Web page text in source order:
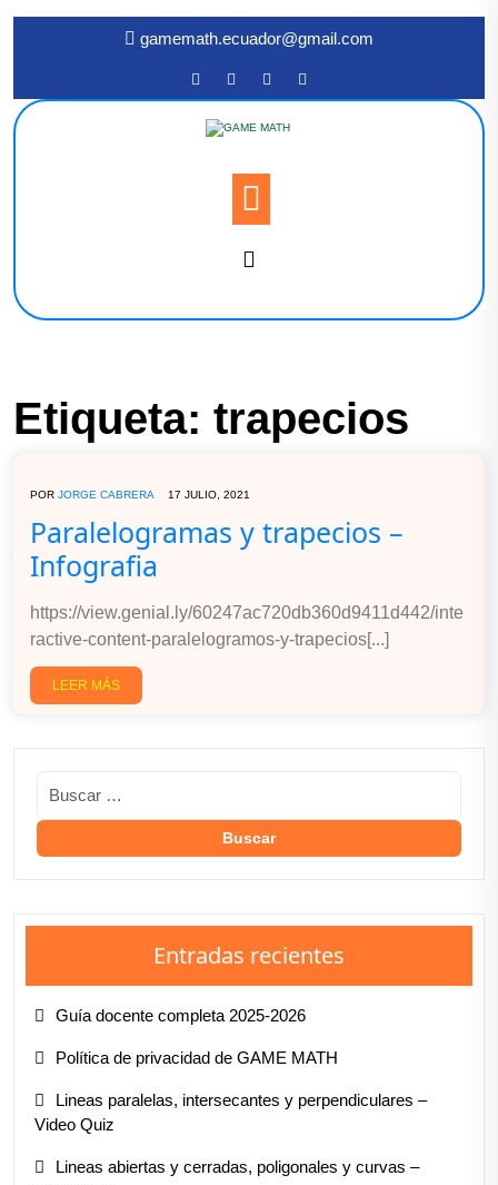
gamemath.ecuador@gmail.com
Etiqueta: trapecios
POR JORGE CABRERA 17 JULIO, 2021
Paralelogramas y trapecios –
Infografia
https://view.genial.ly/60247ac720db360d9411d442/inte
ractive-content-paralelogramos-y-trapecios[...]
LEER MÁS
Entradas recientes
Guía docente completa 2025-2026
Política de privacidad de GAME MATH
Lineas paralelas, intersecantes y perpendiculares –
Video Quiz
Lineas abiertas y cerradas, poligonales y curvas –